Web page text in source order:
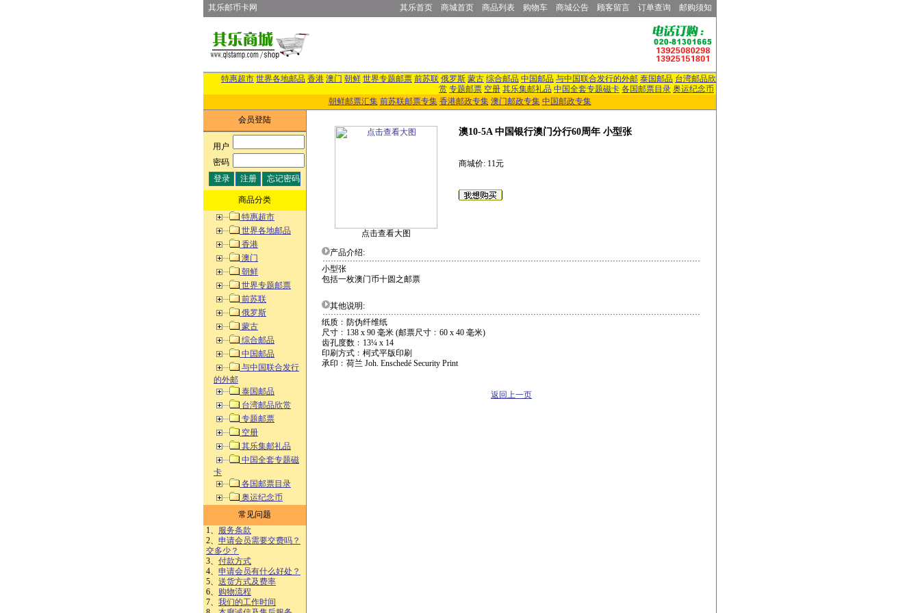
其乐邮币卡网 其乐首页 商城首页 商品列表 购物车 商城公告 顾客留言 订单查询 邮购须知
特惠超市 世界各地邮品 香港 澳门 朝鲜 世界专题邮票 前苏联 俄罗斯 蒙古 综合邮品 中国邮品 与中国联合发行的外邮 泰国邮品 台湾邮品欣
赏 专题邮票 空册 其乐集邮礼品 中国全套专题磁卡 各国邮票目录 奥运纪念币
朝鲜邮票汇集 前苏联邮票专集 香港邮政专集 澳门邮政专集 中国邮政专集
会员登陆
用户:
密码:
商品分类
特惠超市
世界各地邮品
香港
澳门
朝鲜
世界专题邮票
前苏联
俄罗斯
蒙古
综合邮品
中国邮品
与中国联合发行
的外邮
泰国邮品
台湾邮品欣赏
专题邮票
空册
其乐集邮礼品
中国全套专题磁
卡
各国邮票目录
奥运纪念币
常见问题
1、 服务条款
2、 申请会员需要交费吗？
交多少？
3、 付款方式
4、 申请会员有什么好处？
5、 送货方式及费率
6、 购物流程
7、 我们的工作时间
点击查看大图
澳10-5A 中国银行澳门分行60周年 小型张
商城价: 11元
产品介绍:
小型张
包括一枚澳门币十圆之邮票
其他说明:
纸质﹕防伪纤维纸
尺寸﹕138 x 90 毫米 (邮票尺寸﹕60 x 40 毫米)
齿孔度数﹕13¼ x 14
印刷方式﹕柯式平版印刷
承印﹕荷兰 Joh. Enschedé Security Print
返回上一页